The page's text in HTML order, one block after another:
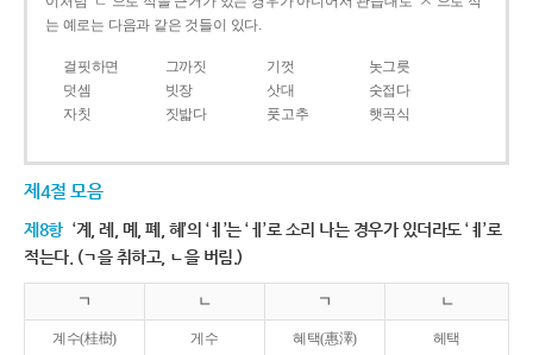
는 예로는 다음과 같은 것들이 있다.
걸핏하면 그까짓 기껏
놋그릇
덧셈
빗장 삿대
숫접다
자칫
짓밟다 풋고추 햇곡식
제4절 모음
제8항 ‘계, 례, 몌, 폐, 혜’의 ‘ㅖ’는 ‘ㅔ’로 소리 나는 경우가 있더라도 ‘ㅖ’로
적는다. (ㄱ을 취하고, ㄴ을 버림.)
ㄱ ㄴ ㄱ ㄴ
계수(桂樹) 게수 혜택(惠澤) 헤택